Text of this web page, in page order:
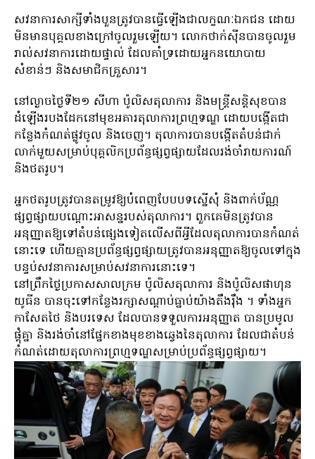
សវនាការ​សាក្សី​ទាំង​បួន​ត្រូវ​បាន​ធ្វើ​ឡើង​ជា​លក្ខណៈ​ឯកជន ដោយ​
មិន​មាន​បុគ្គល​ខាង​ក្រៅ​ចូល​រួម​ឡើយ។ លោកថាក់ស៊ីនបានចូលរួម
រាល់សវនាការដោយផ្ទាល់ ដែលគាំទ្រដោយអ្នកនយោបាយ
សំខាន់ៗ និងសមាជិកគ្រួសារ។
នៅ​ល្ងាច​ថ្ងៃ​ទី​២១ សីហា ប៉ូលិស​តុលាការ និង​មន្ត្រី​សន្តិសុខ​បាន​
ដំឡើង​របង​ដែក​នៅ​មុខ​អគារ​តុលាការ​ព្រហ្មទណ្ឌ ដោយ​បង្កើត​ជា​
កន្លែង​កំណត់​ផ្លូវ​ចូល និង​ចេញ។ តុលាការ​បាន​បង្កើត​តំបន់​ជាក់
លាក់​មួយ​សម្រាប់​បុគ្គលិក​ប្រព័ន្ធ​ផ្សព្វផ្សាយ​ដែល​រង់ចាំ​រាយការណ៍
និង​ថតរូប។
អ្នកថតរូបត្រូវបានតម្រូវឱ្យបំពេញបែបបទស្នើសុំ និងពាក់ប័ណ្ណ
ផ្សព្វផ្សាយបណ្តោះអាសន្នរបស់តុលាការ។ ពួកគេមិនត្រូវបាន
អនុញ្ញាតឱ្យទៅតំបន់ផ្សេងទៀតលើសពីអ្វីដែលតុលាការបានកំណត់
នោះទេ ហើយគ្មានប្រព័ន្ធផ្សព្វផ្សាយត្រូវបានអនុញ្ញាតឱ្យចូលទៅក្នុង
បន្ទប់សវនាការសម្រាប់សវនាការនោះទេ។
នៅ​ព្រឹក​ថ្ងៃ​ប្រកាស​សាលក្រម ប៉ូលិស​តុលាការ និង​ប៉ូលិស​ផាហុន​
យូ​ធី​ន បាន​ចុះ​ទៅ​កន្លែង​រក្សា​សណ្តាប់ធ្នាប់​យ៉ាង​តឹងរ៉ឹង ។ ទាំងអ្នក
កាសែតថៃ និងបរទេស ដែលបានទទួលការអនុញ្ញាត បានប្រមូល
ផ្តុំគ្នា និងរង់ចាំនៅផ្នែកខាងមុខខាងឆ្វេងនៃតុលាការ ដែលជាតំបន់
កំណត់ដោយតុលាការព្រហ្មទណ្ឌសម្រាប់ប្រព័ន្ធផ្សព្វផ្សាយ។